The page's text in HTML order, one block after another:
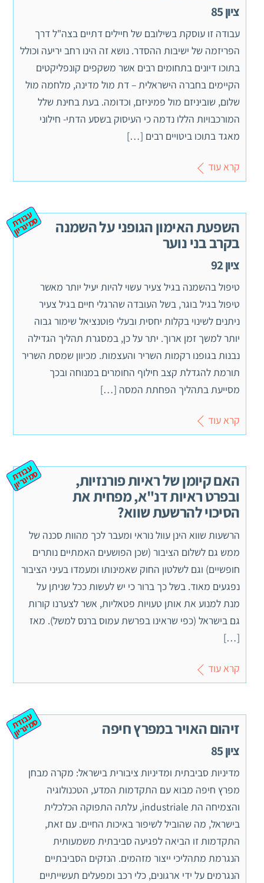
ציון 85
עבודה זו עוסקת בשילובם של חיילים דתיים בצה"ל דרך
הפריזמה של ישיבות ההסדר. נושא זה הינו רחב יריעה וכולל
בתוכו דיונים בתחומים רבים אשר משקפים קונפליקטים
הקיימים בחברה הישראלית – דת מול מדינה, מלחמה מול
שלום, שוביניזם מול פמיניזם, וכדומה. בעת בחינת שלל
המורכבויות הללו נדמה כי העיסוק בשסע הדתי- חילוני
מאגד בתוכו ביטויים רבים […]
קרא עוד
השפעת האימון הגופני על השמנה
בקרב בני נוער
ציון 92
ע
ב
וד
ת
ס
מ
ינ
ר
יון
טיפול בהשמנה בגיל צעיר עשוי להיות יעיל יותר מאשר
טיפול בגיל בוגר, בשל העובדה שהרגלי חיים בגיל צעיר
ניתנים לשינוי בקלות יחסית ובעלי פוטנציאל שימור גבוה
יותר למשך זמן ארוך. יתר על כן, במסגרת תהליך הגדילה
נבנות בגופנו רקמות השריר והעצמות. מכיוון שמסת השריר
תורמת להגדלת קצב חילוף החומרים במנוחה ובכך
מסייעת בתהליך הפחתת המסה […]
קרא עוד
האם קיומן של ראיות פורנזיות,
ובפרט ראיות דנ"א, מפחית את
הסיכוי להרשעת שווא?
ע
ב
וד
ת
ס
מ
ינ
ר
יון
הרשעות שווא הינן עוול נוראי ומעבר לכך מהוות סכנה של
ממש גם לשלום הציבור (שכן הפושעים האמתיים נותרים
חופשיים) וגם לשלטון החוק שאמינותו ומעמדו בעיני הציבור
נפגעים מאוד. בשל כך ברור כי יש לעשות ככל שניתן על
מנת למנוע את אותן טעויות פטאליות, אשר לצערנו קורות
גם בישראל (כפי שראינו בפרשת עמוס ברנס למשל). מאז
[…]
קרא עוד
זיהום האויר במפרץ חיפה
ציון 85
ע
ב
וד
ת
ס
מ
ינ
ר
יון
מדיניות סביבתית ומדיניות ציבורית בישראל: מקרה מבחן
מפרץ חיפה מבוא עם התקדמות המדע, הטכנולוגיה
והצמיחה הת industriale, עלתה התפוקה הכלכלית
בישראל, מה שהוביל לשיפור באיכות החיים. עם זאת,
התקדמות זו הביאה לפגיעה סביבתית משמעותית
הנגרמת מתהליכי ייצור מזהמים. הנזקים הסביבתיים
הנגרמים על ידי ארגונים, כלי רכב ומפעלים תעשייתיים